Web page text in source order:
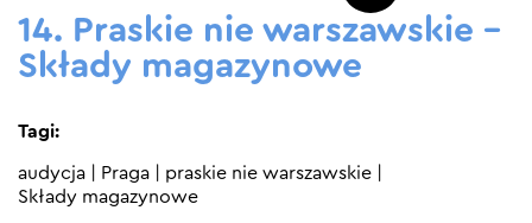
14. Praskie nie warszawskie –
Składy magazynowe
Tagi:
audycja Praga praskie nie warszawskie
Składy magazynowe